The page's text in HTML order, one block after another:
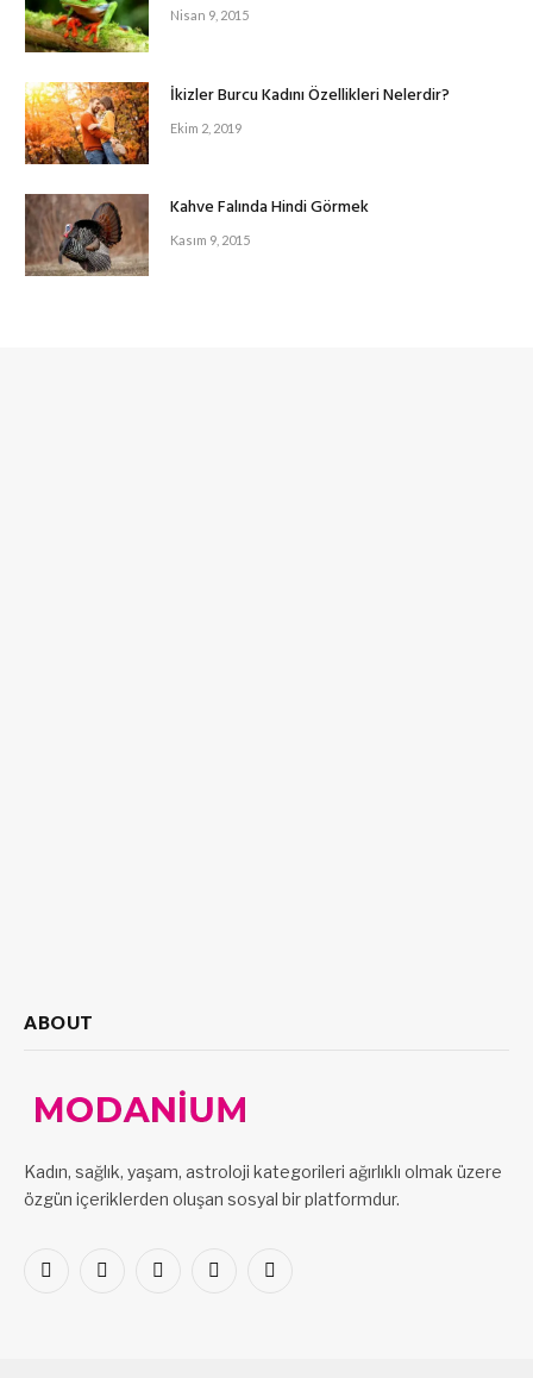
Nisan 9, 2015
İkizler Burcu Kadını Özellikleri Nelerdir?
Ekim 2, 2019
Kahve Falında Hindi Görmek
Kasım 9, 2015
ABOUT
Kadın, sağlık, yaşam, astroloji kategorileri ağırlıklı olmak üzere
özgün içeriklerden oluşan sosyal bir platformdur.
Facebook
X
PinterestLinkedInVKontakte